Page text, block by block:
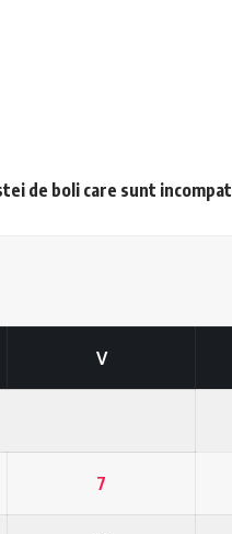
de boli care sunt
V
7